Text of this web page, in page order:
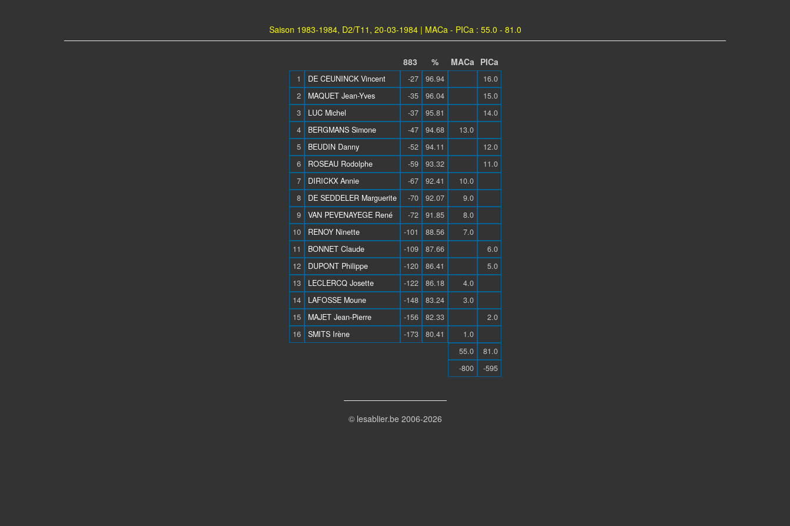
Saison 1983-1984, D2/T11, 20-03-1984 | MACa - PICa : 55.0 - 81.0
883 % MACa PICa
1 DE CEUNINCK Vincent -27 96.94
16.0
2
MAQUET Jean-Yves -35 96.04
15.0
3
LUC Michel -37 95.81
14.0
4
BERGMANS Simone -47 94.68
13.0
5
BEUDIN Danny -52 94.11
12.0
6
ROSEAU Rodolphe -59 93.32
11.0
7
DIRICKX Annie -67 92.41
10.0
8
DE SEDDELER Marguerite -70 92.07
9.0
9
VAN PEVENAYEGE René -72 91.85
8.0
10
RENOY Ninette -101 88.56
7.0
11
BONNET Claude -109 87.66
6.0
12
DUPONT Philippe -120 86.41
5.0
13
LECLERCQ Josette -122 86.18
4.0
14
LAFOSSE Moune -148 83.24
3.0
15
MAJET Jean-Pierre -156 82.33
2.0
16
SMITS Irène -173 80.41
1.0
55.0
81.0
-800
-595
© lesablier.be 2006-2026